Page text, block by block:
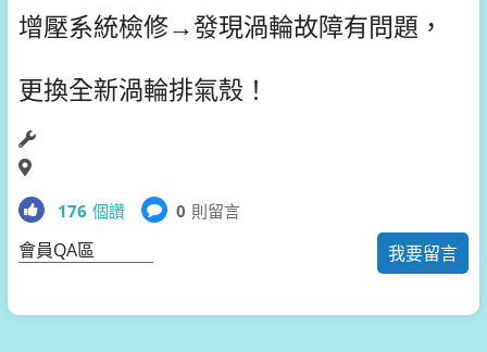
增壓系統檢修→發現渦輪故障有問題，
更換全新渦輪排氣殼！
176 個讚 0 則留言
我要留言
會員QA區